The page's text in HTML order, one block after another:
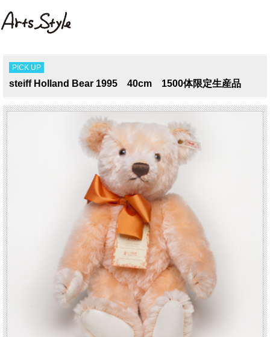
PICK UP
steiff Holland Bear 1995 40cm 1500体限定生産品